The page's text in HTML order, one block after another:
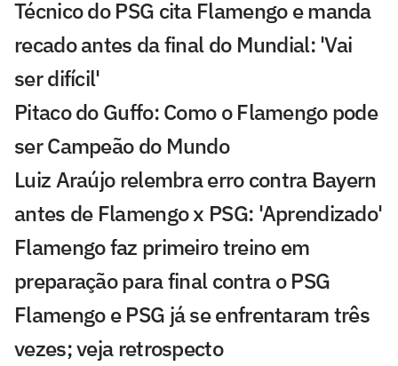
Técnico do PSG cita Flamengo e manda
recado antes da final do Mundial: 'Vai
ser difícil'
Pitaco do Guffo: Como o Flamengo pode
ser Campeão do Mundo
Luiz Araújo relembra erro contra Bayern
antes de Flamengo x PSG: 'Aprendizado'
Flamengo faz primeiro treino em
preparação para final contra o PSG
Flamengo e PSG já se enfrentaram três
vezes; veja retrospecto